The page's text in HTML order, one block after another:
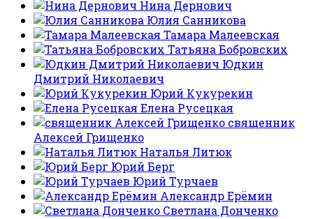
Нина Дернович
Юлия Санникова
Тамара Малеевская
Татьяна Бобровских
Юдкин
Дмитрий Николаевич
Юрий Кукурекин
Елена Русецкая
священник
Алексей Грищенко
Наталья Литюк
Юрий Берг
Юрий Турчаев
Александр Ерёмин
Светлана Донченко